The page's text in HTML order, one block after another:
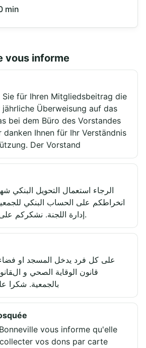
min
vous informe
für Ihren Mitgliedsbeitrag die
Überweisung auf das
bei dem Büro des Vorstandes
Ihnen für Ihr Verständnis
Der Vorstand
الرجاء استعمال التحويل البنكي
انخراطكم على الحساب البنكي
إدارة اللجنة. نشكركم على تفهمكم و تعاونكم.
على كل فرد يدخل المسجد او
قانون الوقاية الصحي و
بالجمعية. شكرا
vous informe qu'elle
vos dons par carte